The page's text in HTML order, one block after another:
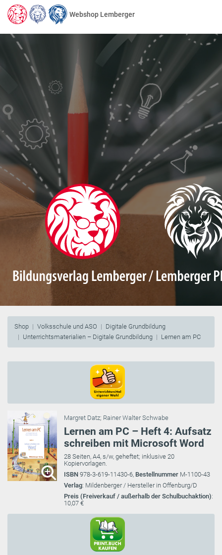
Webshop Lemberger
Shop Volksschule und ASO
Digitale Grundbildung
Unterrichtsmaterialien – Digitale Grundbildung
Lernen am PC
Margret Datz; Rainer Walter Schwabe
Lernen am PC – Heft 4: Aufsatz
schreiben mit Microsoft Word
28 Seiten, A4, s/w, geheftet; inklusive 20
Kopiervorlagen.
ISBN 978-3-619-11430-6, Bestellnummer M-1100-43
Verlag: Mildenberger / Hersteller in Offenburg/D
Preis (Freiverkauf / außerhalb der Schulbuchaktion):
10,07 €